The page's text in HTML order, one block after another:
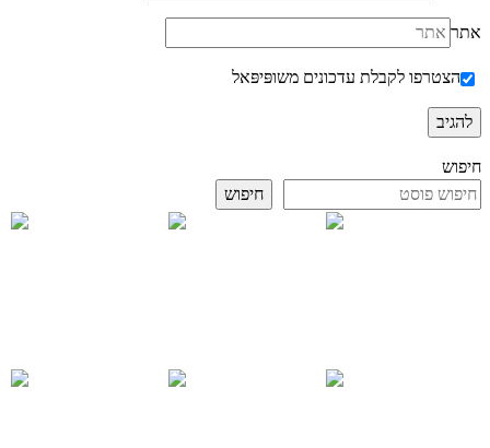
אתר
הצטרפו לקבלת עדכונים משופּיפּאל
חיפוש
חיפוש